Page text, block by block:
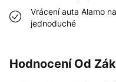
Vrácení auta Alamo
jednoduché
Hodnocení Od